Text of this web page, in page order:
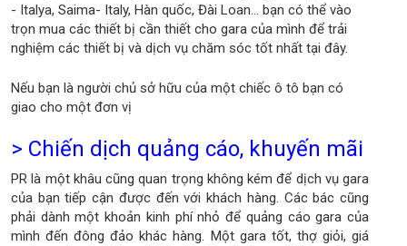
- Italya, Saima- Italy, Hàn quốc, Đài Loan... bạn có thể vào
trọn mua các thiết bị cần thiết cho gara của mình để trải
nghiệm các thiết bị và dịch vụ chăm sóc tốt nhất tại đây.
Nếu bạn là người chủ sở hữu của một chiếc ô tô bạn có
giao cho một đơn vị
> Chiến dịch quảng cáo, khuyến mãi
PR là một khâu cũng quan trọng không kém để dịch vụ gara
của bạn tiếp cận được đến với khách hàng. Các bác cũng
phải dành một khoản kinh phí nhỏ để quảng cáo gara của
mình đến đông đảo khác hàng. Một gara tốt, thợ giỏi, giá